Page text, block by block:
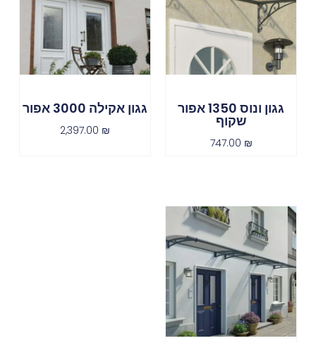
גגון ונוס 1350 אפור
שקוף
747.00 ₪
גגון אקילה 3000 אפור
2,397.00 ₪